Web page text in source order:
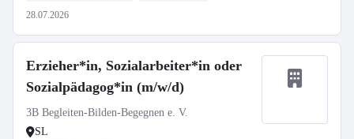
28.07.2026
Erzieher*in, Sozialarbeiter*in oder
Sozialpädagog*in (m/w/d)
3B Begleiten-Bilden-Begegnen e. V.
SL